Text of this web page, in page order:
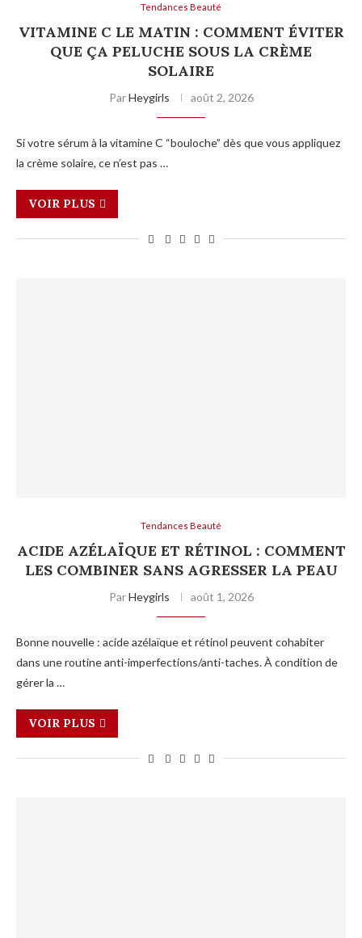
Tendances Beauté
VITAMINE C LE MATIN : COMMENT ÉVITER
QUE ÇA PELUCHE SOUS LA CRÈME
SOLAIRE
ParHeygirls août 2, 2026
Si votre sérum à la vitamine C “bouloche” dès que vous appliquez
la crème solaire, ce n’est pas …
VOIR PLUS
Tendances Beauté
ACIDE AZÉLAÏQUE ET RÉTINOL : COMMENT
LES COMBINER SANS AGRESSER LA PEAU
ParHeygirls août 1, 2026
Bonne nouvelle : acide azélaïque et rétinol peuvent cohabiter
dans une routine anti-imperfections/anti-taches. À condition de
gérer la …
VOIR PLUS